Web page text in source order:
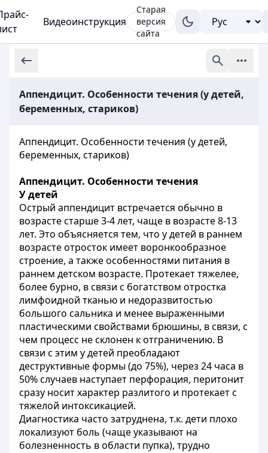
Видеоинструкция
Старая
версия
сайта
Аппендицит. Особенности течения (у детей,
беременных, стариков)
Аппендицит. Особенности течения (у детей,
беременных, стариков)
Аппендицит. Особенности течения
У детей
Острый аппендицит встречается обычно в
возрасте старше 3-4 лет, чаще в возрасте 8-13
лет. Это объясняется тем, что у детей в раннем
возрасте отросток имеет воронкообразное
строение, а также особенностями питания в
раннем детском возрасте. Протекает тяжелее,
более бурно, в связи с богатством отростка
лимфоидной тканью и недоразвитостью
большого сальника и менее выраженными
пластическими свойствами брюшины, в связи, с
чем процесс не склонен к отграничению. В
связи с этим у детей преобладают
деструктивные формы (до 75%), через 24 часа в
50% случаев наступает перфорация, перитонит
сразу носит характер разлитого и протекает с
тяжелой интоксикацией.
Диагностика часто затруднена, т.к. дети плохо
локализуют боль (чаще указывают на
болезненность в области пупка), трудно